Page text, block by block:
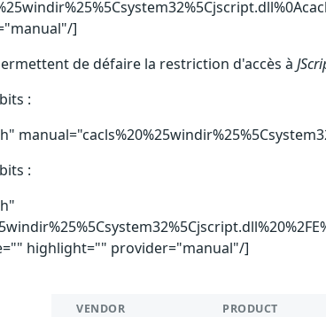
]
de défaire la restriction d'accès à
:
:
highlight="" provider="manual"/]
VENDOR PRODUCT